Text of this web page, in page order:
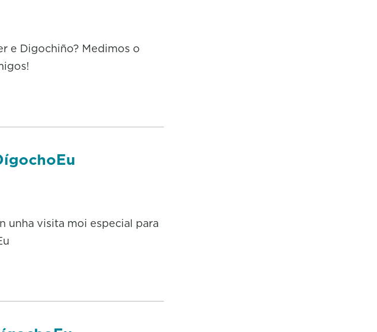
e Digochiño? Medimos o
unha visita moi especial para